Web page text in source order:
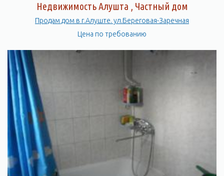
Недвижимость Алушта , Частный дом
Продам дом в г.Алуште. ул.Береговая-Заречная
Цена по требованию